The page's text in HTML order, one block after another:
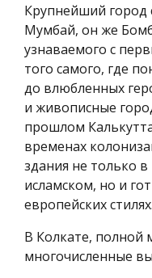
Крупнейший город
Мумбай, он же
узнаваемого с
того самого, где
до влюбленных
и живописные
прошлом
временах
здания не только
исламском, но и
европейских стилях.
В Колкате, полной
многочисленные